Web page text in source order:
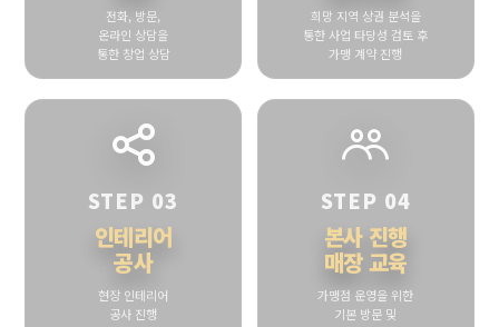
전화, 방문,
온라인 상담을
통한 창업 상담
희망 지역 상권 분석을
통한 사업 타당성 검토 후
가맹 계약 진행
STEP 03
인테리어
공사
현장 인테리어
공사 진행
STEP 04
본사 진행
매장 교육
가맹점 운영을 위한
기본 방문 및